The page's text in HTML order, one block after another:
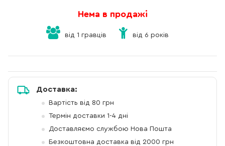
Нема в продажі
від 1 гравців від 6 років
Доставка:
Вартість від 80 грн
Термін доставки 1-4 дні
Доставляємо службою Нова Пошта
Безкоштовна доставка від 2000 грн